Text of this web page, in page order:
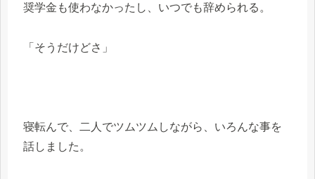
奨学金も使わなかったし、いつでも辞められる。
「そうだけどさ」
寝転んで、二人でツムツムしながら、いろんな事を
話しました。